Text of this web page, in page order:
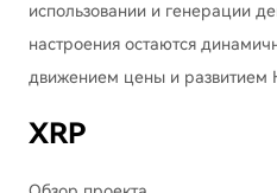
использовании и генерации
настроения остаются
движением цены и развитием
XRP